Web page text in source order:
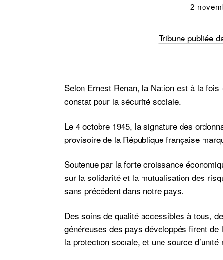
2
Tribune publiée
Selon Ernest Renan, la Nation est à la fois
constat pour la sécurité sociale.
Le 4 octobre 1945, la signature des
provisoire de la République française
Soutenue par la forte croissance
sur la solidarité et la mutualisation des
sans précédent dans notre pays.
Des soins de qualité accessibles à tous,
généreuses des pays développés firent
la protection sociale, et une source